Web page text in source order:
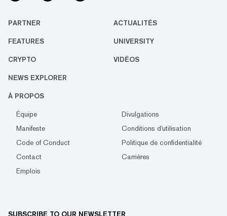
PARTNER ACTUALITÉS
FEATURES UNIVERSITY
CRYPTO VIDÉOS
NEWS EXPLORER
À PROPOS
Équipe
Divulgations
Manifeste
Conditions d'utilisation
Code of Conduct
Politique de confidentialité
Contact
Carrières
Emplois
SUBSCRIBE TO OUR NEWSLETTER